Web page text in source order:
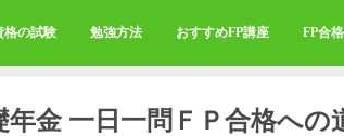
格の試験 勉強方法 おすすめFP講座 FP合
年金 一日一問ＦＰ合格への